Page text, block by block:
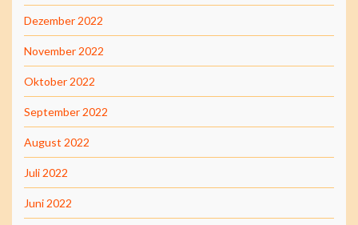
Dezember 2022
November 2022
Oktober 2022
September 2022
August 2022
Juli 2022
Juni 2022